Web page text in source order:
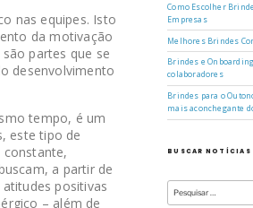
nas equipes. Isto
da motivação
partes que se
desenvolvimento
tempo, é um
este tipo de
a partir de
positivas
– além de
Como Escolher
Empresas
Melhores Brindes
Brindes e
colaboradores
Brindes para o
mais aconchegante
BUSCAR NOTÍCIAS
por: